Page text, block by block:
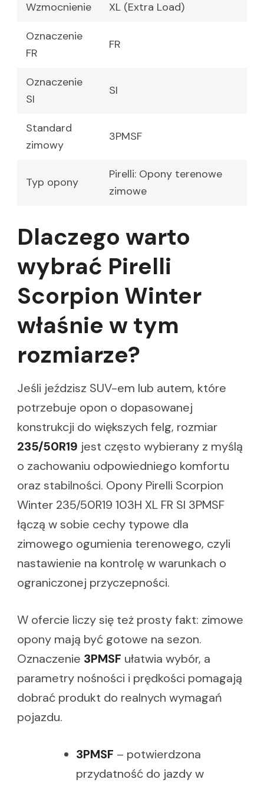
Wzmocnienie XL (Extra Load)
Oznaczenie
FR
FR
Oznaczenie
SI
SI
Standard
zimowy
3PMSF
Typ opony
Pirelli: Opony terenowe
zimowe
Dlaczego warto
wybrać Pirelli
Scorpion Winter
właśnie w tym
rozmiarze?
Jeśli jeździsz SUV-em lub autem, które
potrzebuje opon o dopasowanej
konstrukcji do większych felg, rozmiar
235/50R19 jest często wybierany z myślą
o zachowaniu odpowiedniego komfortu
oraz stabilności. Opony Pirelli Scorpion
Winter 235/50R19 103H XL FR SI 3PMSF
łączą w sobie cechy typowe dla
zimowego ogumienia terenowego, czyli
nastawienie na kontrolę w warunkach o
ograniczonej przyczepności.
W ofercie liczy się też prosty fakt: zimowe
opony mają być gotowe na sezon.
Oznaczenie 3PMSF ułatwia wybór, a
parametry nośności i prędkości pomagają
dobrać produkt do realnych wymagań
pojazdu.
3PMSF – potwierdzona
przydatność do jazdy w